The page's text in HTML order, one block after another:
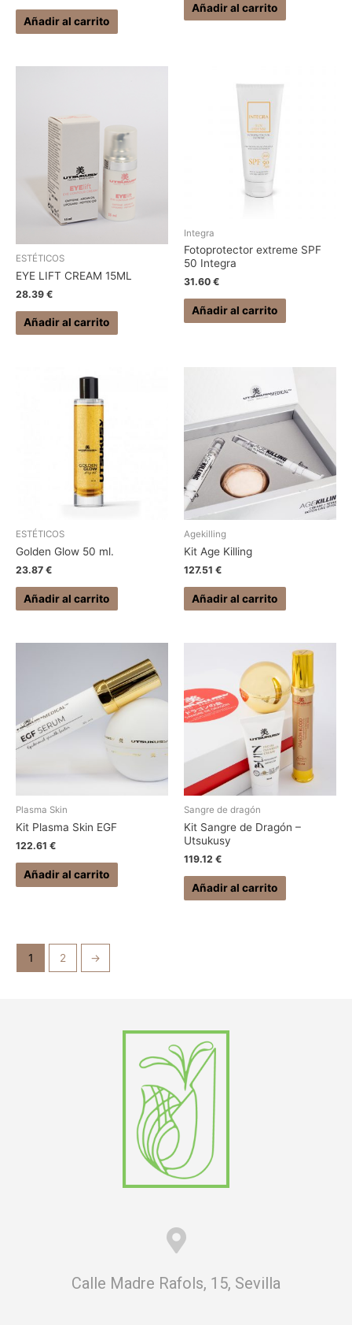
Añadir al carrito
Añadir al carrito
ESTÉTICOS
EYE LIFT CREAM 15ML
28.39 €
Añadir al carrito
Integra
Fotoprotector extreme SPF
50 Integra
31.60 €
Añadir al carrito
ESTÉTICOS
Golden Glow 50 ml.
23.87 €
Añadir al carrito
Agekilling
Kit Age Killing
127.51 €
Añadir al carrito
Plasma Skin
Kit Plasma Skin EGF
122.61 €
Añadir al carrito
Sangre de dragón
Kit Sangre de Dragón –
Utsukusy
119.12 €
Añadir al carrito
1 2 →
Calle Madre Rafols, 15, Sevilla